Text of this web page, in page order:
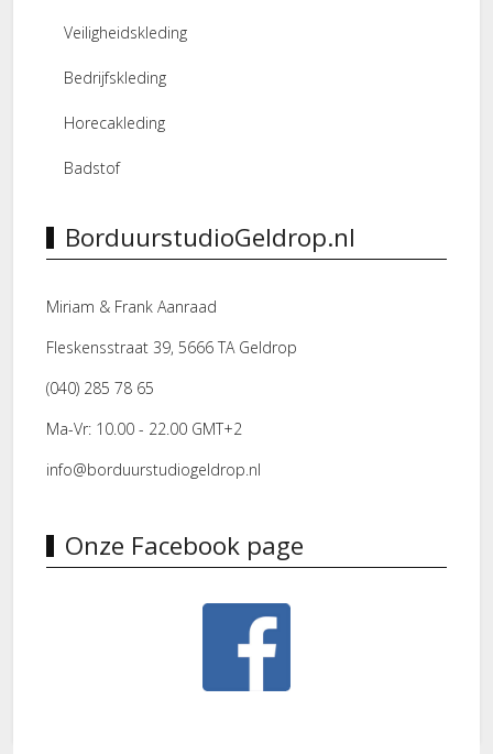
Veiligheidskleding
Bedrijfskleding
Horecakleding
Badstof
BorduurstudioGeldrop.nl
Miriam & Frank Aanraad
Fleskensstraat 39, 5666 TA Geldrop
(040) 285 78 65
Ma-Vr: 10.00 - 22.00 GMT+2
info@borduurstudiogeldrop.nl
Onze Facebook page